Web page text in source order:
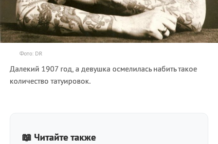
Фото: DR
Далекий 1907 год, а девушка осмелилась набить такое
количество татуировок.
📖 Читайте также